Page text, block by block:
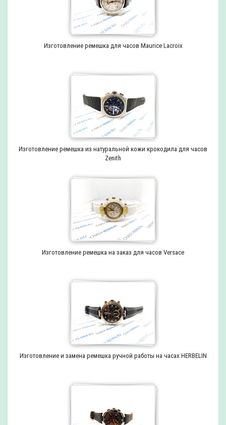
Изготовление ремешка для часов Maurice Lacroix
Изготовление ремешка из натуральной кожи крокодила для часов
Zenith
Изготовление ремешка на заказ для часов Versace
Изготовление и замена ремешка ручной работы на часах HERBELIN